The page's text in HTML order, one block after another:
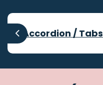
Previous
Accordion / Tabs